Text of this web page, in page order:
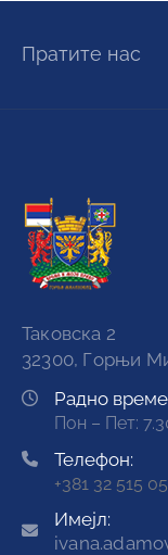
Пратите нас
Таковска 2
32300, Горњи
Радно
Пон – Пет:
Телефон:
+381 32 515
Имејл: